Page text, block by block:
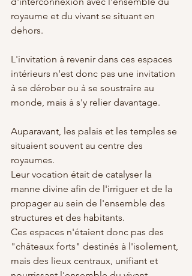
royaume et du vivant se situant en
dehors.
L'invitation à revenir dans ces espaces
intérieurs n'est donc pas une invitation
à se dérober ou à se soustraire au
monde, mais à s'y relier davantage.
Auparavant, les palais et les temples se
situaient souvent au centre des
royaumes.
Leur vocation était de catalyser la
manne divine afin de l'irriguer et de la
propager au sein de l'ensemble des
structures et des habitants.
Ces espaces n'étaient donc pas des
"châteaux forts" destinés à l'isolement,
mais des lieux centraux, unifiant et